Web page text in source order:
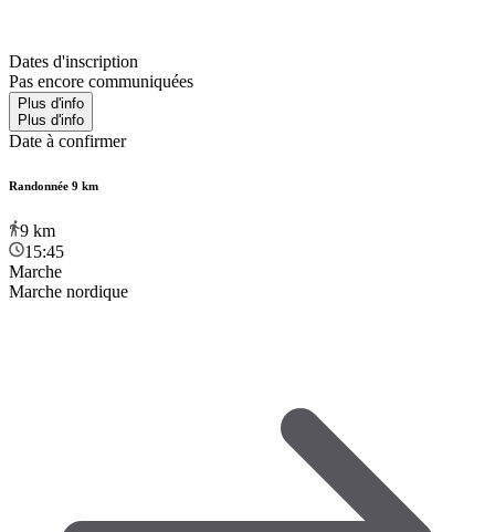
Dates d'inscription
Pas encore communiquées
Plus d'info
Plus d'info
Date à confirmer
Randonnée 9 km
9 km
15:45
Marche
Marche nordique